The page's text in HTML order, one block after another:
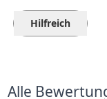
Steckdosen
Vorderseite mit
Hilfreich
Alle